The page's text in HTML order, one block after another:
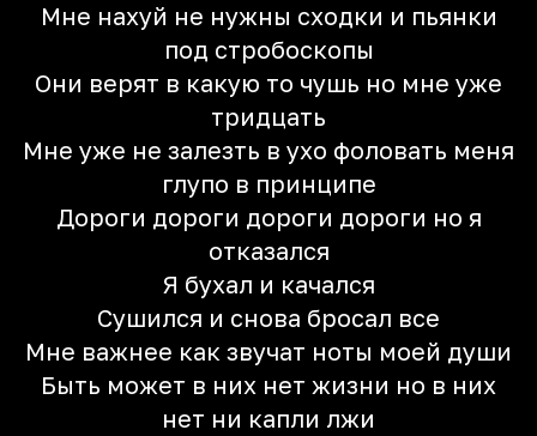
Мне нахуй не нужны сходки и пьянки
под стробоскопы
Они верят в какую то чушь но мне уже
тридцать
Мне уже не залезть в ухо фоловать меня
глупо в принципе
Дороги дороги дороги дороги но я
отказался
Я бухал и качался
Сушился и снова бросал все
Мне важнее как звучат ноты моей души
Быть может в них нет жизни но в них
нет ни капли лжи